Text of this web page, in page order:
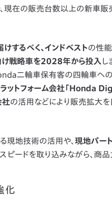
、現在の販売台数以上の新車販
するべく、インドベストの性
け戦略車を2028年から投入 し
二輪車保有客の四輪車へ
ラットフォーム会社「Honda
社の活用などにより販売拡大を
現地技術の活用や、 現地パー
ピードを取り込みながら、商
化